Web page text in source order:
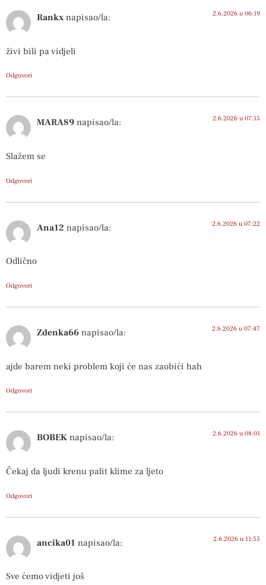
Rankx napisao/la: 2.6.2026 u 06:19
živi bili pa vidjeli
Odgovori
MARA89 napisao/la: 2.6.2026 u 07:15
Slažem se
Odgovori
Ana12 napisao/la: 2.6.2026 u 07:22
Odlično
Odgovori
Zdenka66 napisao/la: 2.6.2026 u 07:47
ajde barem neki problem koji će nas zaobići hah
Odgovori
BOBEK napisao/la: 2.6.2026 u 08:01
Čekaj da ljudi krenu palit klime za ljeto
Odgovori
ancika01 napisao/la: 2.6.2026 u 11:55
Sve ćemo vidjeti još